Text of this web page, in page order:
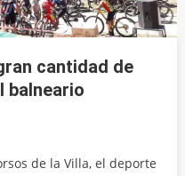
cantidad de
balneario
de la Villa, el deporte